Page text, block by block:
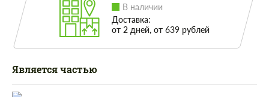
В наличии
Доставка:
от 2 дней, от 639 рублей
Является частью